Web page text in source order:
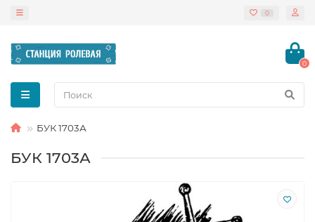
0
0
БУК 1703А
БУК 1703А